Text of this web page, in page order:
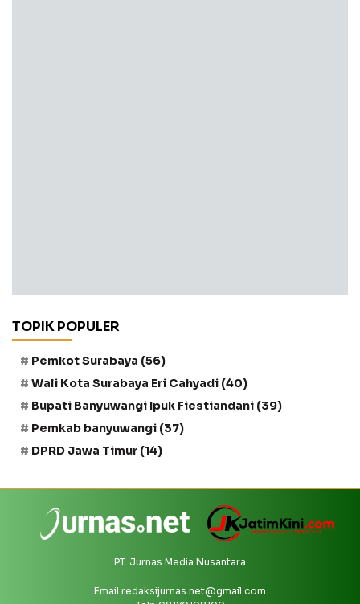
TOPIK POPULER
Pemkot Surabaya (56)
Wali Kota Surabaya Eri Cahyadi (40)
Bupati Banyuwangi Ipuk Fiestiandani (39)
Pemkab banyuwangi (37)
DPRD Jawa Timur (14)
PT. Jurnas Media Nusantara
Email redaksijurnas.net@gmail.com